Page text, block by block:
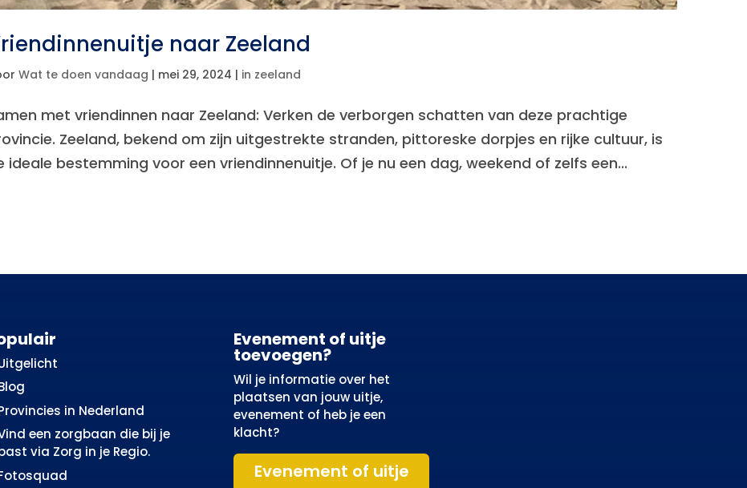
naar Zeeland
Wat te doen vandaag | mei 29, 2024 | in zeeland
met vriendinnen naar Zeeland: Verken de verborgen schatten van deze prachtige
Zeeland, bekend om zijn uitgestrekte stranden, pittoreske dorpjes en rijke cultuur, is
ideale bestemming voor een vriendinnenuitje. Of je nu een dag, weekend of zelfs een...
in Nederland
een zorgbaan die bij je
via Zorg in je Regio.
Evenement of uitje
toevoegen?
Wil je informatie over het
plaatsen van jouw uitje,
evenement of heb je een
klacht?
Evenement of uitje